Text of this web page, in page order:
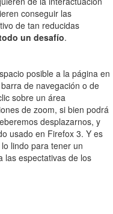
conseguir las
de tan reducidas
un desafío.
posible a la página en
de navegación o de
sobre un área
de zoom, si bien podrá
desplazarnos, y
usado en Firefox 3. Y es
lindo para tener un
las espectativas de los